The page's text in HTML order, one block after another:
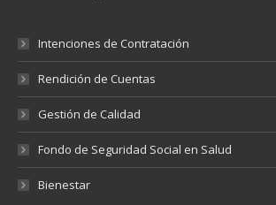
Intenciones de Contratación
Rendición de Cuentas
Gestión de Calidad
Fondo de Seguridad Social en Salud
Bienestar